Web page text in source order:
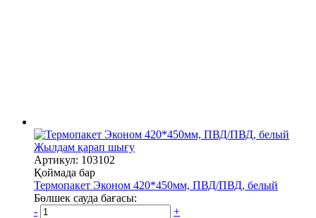
Жылдам қарап шығу
Артикул: 103102
Қоймада бар
Термопакет Эконом 420*450мм, ПВД/ПВД, белый
Бөлшек сауда бағасы:
-
+